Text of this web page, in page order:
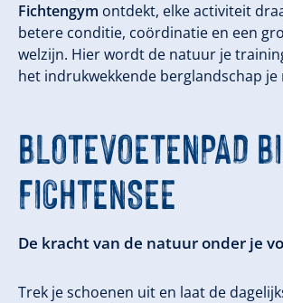
Fichtengym ontdekt, elke activiteit
betere conditie, coördinatie en een
welzijn. Hier wordt de natuur je
het indrukwekkende berglandschap je
BLOTEVOETENPAD
FICHTENSEE
De kracht van de natuur onder je
Trek je schoenen uit en laat de